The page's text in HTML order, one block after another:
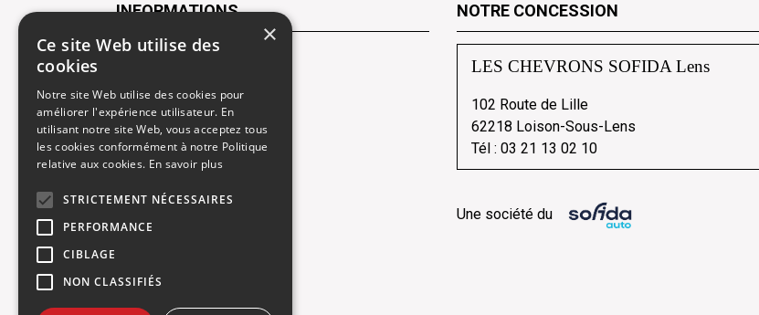
INFORMATIONS
Recrutement
Rendez-vous atelier
Mentions légales
NOTRE CONCESSION
LES CHEVRONS SOFIDA Lens
102 Route de Lille
62218 Loison-Sous-Lens
Tél :03 21 13 02 10
Une société du
×
Ce site Web utilise des
cookies
Notre site Web utilise des cookies pour
améliorer l'expérience utilisateur. En
utilisant notre site Web, vous acceptez tous
les cookies conformément à notre Politique
relative aux cookies. En savoir plus
STRICTEMENT NÉCESSAIRES
PERFORMANCE
CIBLAGE
NON CLASSIFIÉS